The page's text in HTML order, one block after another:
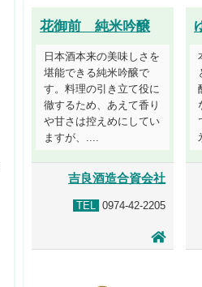
花御前 純米吟醸
日本酒本来の美味しさを
堪能できる純米吟醸で
す。料理の引き立て役に
徹するため、あえて香り
や甘さは控えめにしてい
ますが、....
吉良酒造合資会社
TEL 0974-42-2205